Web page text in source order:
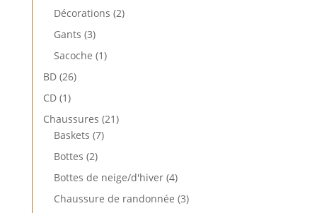
produit
Décorations 22
Gants 33
produits
Sacoche 11
BD 2626
CD 11
Chaussures 2121
Baskets 77
Bottes 22
produits
Bottes de neige/d'hiver 44
produits
Chaussure de randonnée 33